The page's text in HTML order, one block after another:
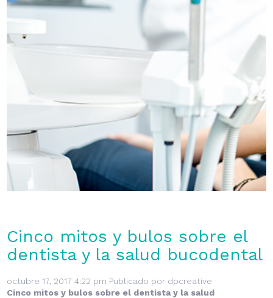
Cinco mitos y bulos sobre el
dentista y la salud bucodental
octubre 17, 2017 4:22 pm Publicado por dpcreative
Cinco mitos y bulos sobre el dentista y la salud